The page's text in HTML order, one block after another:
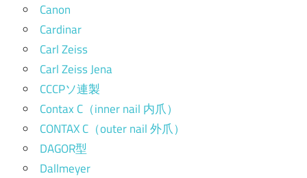
Canon
Cardinar
Carl Zeiss
Carl Zeiss Jena
CCCPソ連製
Contax C（inner nail 内爪）
CONTAX C（outer nail 外爪）
DAGOR型
Dallmeyer